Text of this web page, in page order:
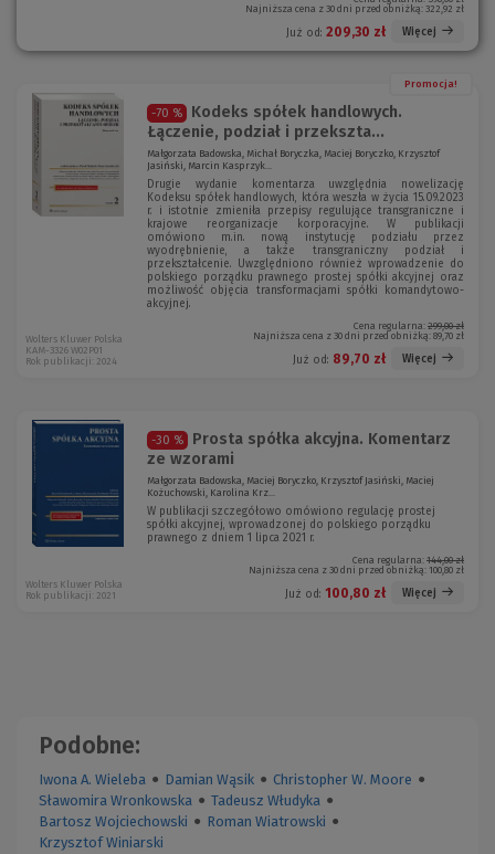
k
n
e
o
Najniższa cena z 30 dni przed obniżką: 322,92 zł
Już od: 209,30 zł Więcej
Promocja!
-70 %
Kodeks spółek handlowych.
Łączenie, podział i przekszta...
Małgorzata Badowska, Michał Boryczka, Maciej Boryczko, Krzysztof
Jasiński, Marcin Kasprzyk...
Drugie wydanie komentarza uwzględnia nowelizację
Kodeksu spółek handlowych, która weszła w życia 15.09.2023
r. i istotnie zmieniła przepisy regulujące transgraniczne i
krajowe reorganizacje korporacyjne. W publikacji
omówiono m.in. nową instytucję podziału przez
wyodrębnienie, a także transgraniczny podział i
przekształcenie. Uwzględniono również wprowadzenie do
polskiego porządku prawnego prostej spółki akcyjnej oraz
możliwość objęcia transformacjami spółki komandytowo-
akcyjnej.
Cena regularna: 299,00 zł
Najniższa cena z 30 dni przed obniżką: 89,70 zł
Już od: 89,70 zł Więcej
Wolters Kluwer Polska
KAM-3326 W02P01
Rok publikacji: 2024
-30 %
Prosta spółka akcyjna. Komentarz
ze wzorami
Małgorzata Badowska, Maciej Boryczko, Krzysztof Jasiński, Maciej
Kożuchowski, Karolina Krz...
W publikacji szczegółowo omówiono regulację prostej
spółki akcyjnej, wprowadzonej do polskiego porządku
prawnego z dniem 1 lipca 2021 r.
Cena regularna: 144,00 zł
Najniższa cena z 30 dni przed obniżką: 100,80 zł
Już od: 100,80 zł Więcej
Wolters Kluwer Polska
Rok publikacji: 2021
Podobne:
Iwona A. Wieleba ● Damian Wąsik ● Christopher W. Moore ●
Sławomira Wronkowska ● Tadeusz Włudyka ●
Bartosz Wojciechowski ● Roman Wiatrowski ●
Krzysztof Winiarski